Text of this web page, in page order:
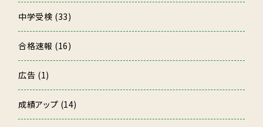
中学受検 (33)
合格速報 (16)
広告 (1)
成績アップ (14)